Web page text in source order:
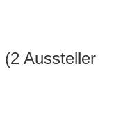
(2 Aussteller